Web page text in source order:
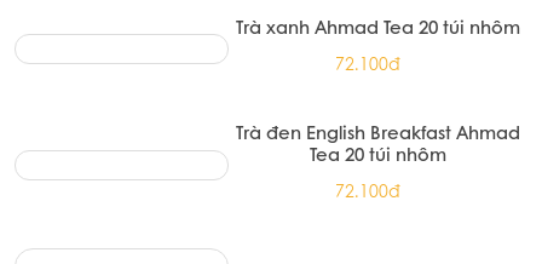
Trà xanh Ahmad Tea 20 túi nhôm
72.100đ
Trà đen English Breakfast Ahmad
Tea 20 túi nhôm
72.100đ